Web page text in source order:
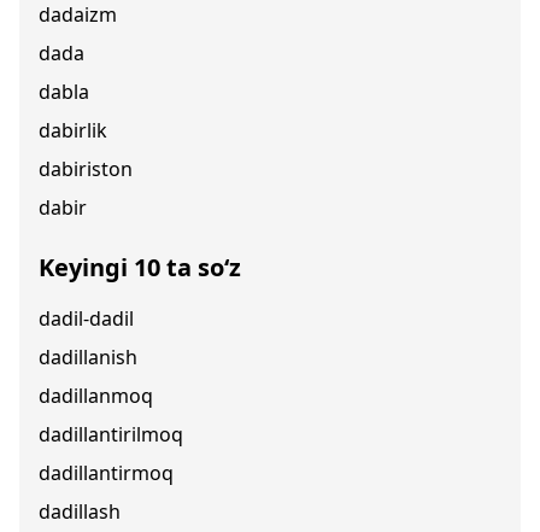
dadaizm
dada
dabla
dabirlik
dabiriston
dabir
Keyingi 10 ta so‘z
dadil-dadil
dadillanish
dadillanmoq
dadillantirilmoq
dadillantirmoq
dadillash